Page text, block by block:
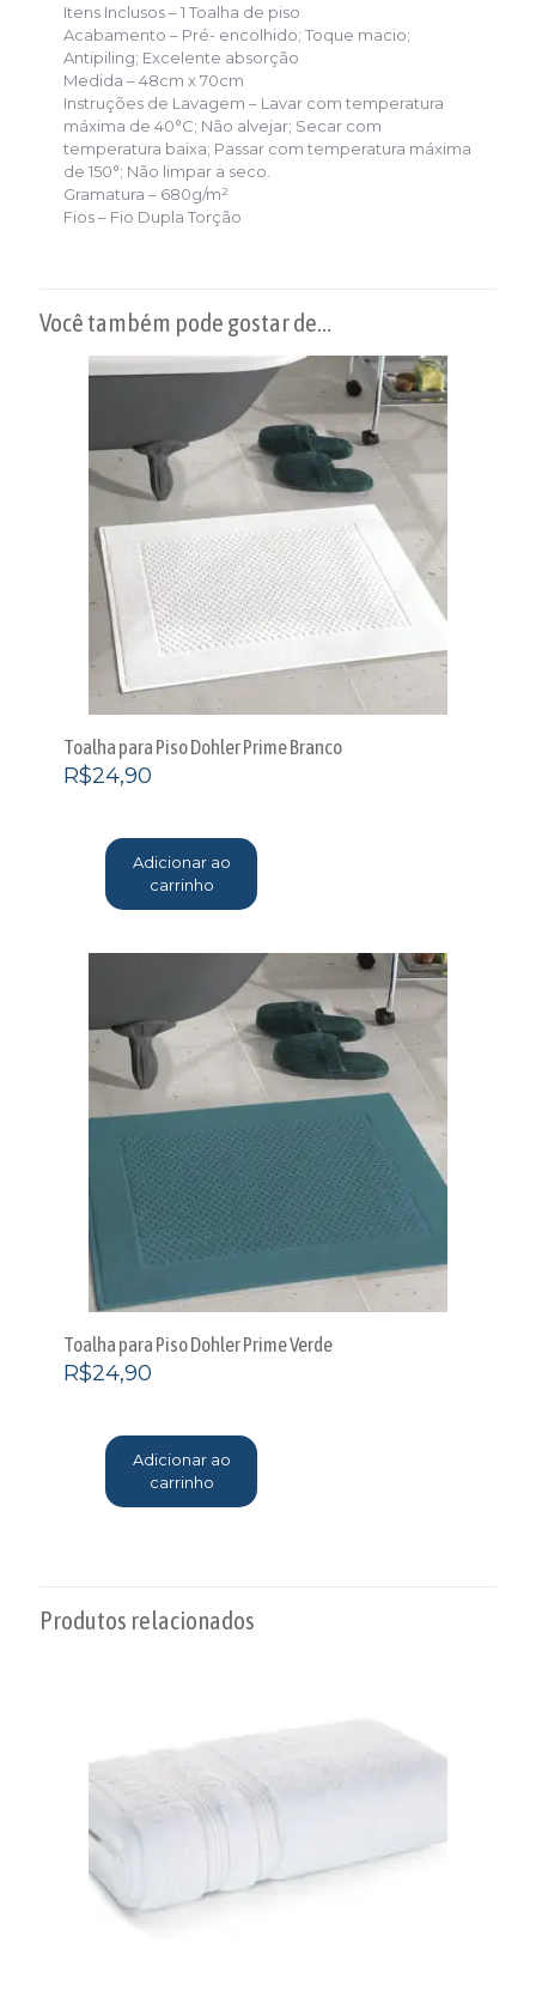
Itens Inclusos –1 Toalha de piso
Acabamento – Pré- encolhido; Toque macio;
Antipiling; Excelente absorção
Medida –48cm x 70cm
Instruções de Lavagem – Lavar com temperatura
máxima de 40°C; Não alvejar; Secar com
temperatura baixa; Passar com temperatura máxima
de 150°; Não limpar a seco.
Gramatura – 680g/m²
Fios – Fio Dupla Torção
Você também pode gostar de…
Toalha para Piso Dohler Prime Branco
R$24,90
Adicionar ao
carrinho
Toalha para Piso Dohler Prime Verde
R$24,90
Adicionar ao
carrinho
Produtos relacionados